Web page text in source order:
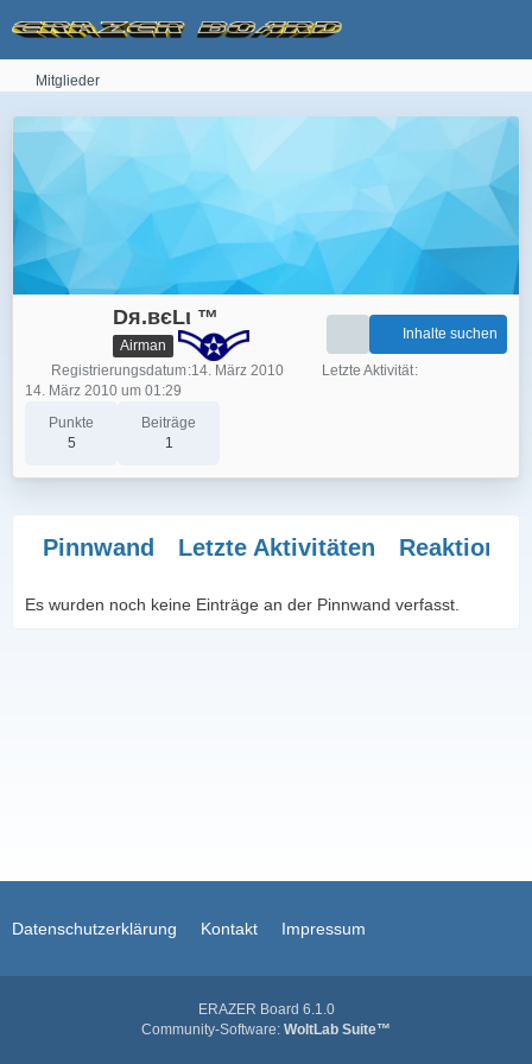
Mitglieder
Dя.вєLι ™
Airman
Punkte
5
Beiträge
1
Inhalte suchen
Registrierungsdatum 14. März 2010
Letzte Aktivität
14. März 2010 um 01:29
Pinnwand Letzte Aktivitäten Reaktionen
Es wurden noch keine Einträge an der Pinnwand verfasst.
Datenschutzerklärung Kontakt Impressum
Community-Software: WoltLab Suite™